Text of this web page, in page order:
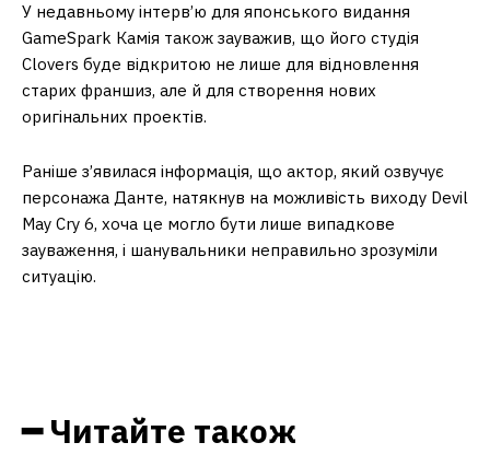
У недавньому інтерв’ю для японського видання
GameSpark Камія також зауважив, що його студія
Clovers буде відкритою не лише для відновлення
старих франшиз, але й для створення нових
оригінальних проектів.
Раніше з’явилася інформація, що актор, який озвучує
персонажа Данте, натякнув на можливість виходу Devil
May Cry 6, хоча це могло бути лише випадкове
зауваження, і шанувальники неправильно зрозуміли
ситуацію.
━ Читайте також